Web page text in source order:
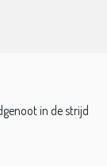
in de strijd